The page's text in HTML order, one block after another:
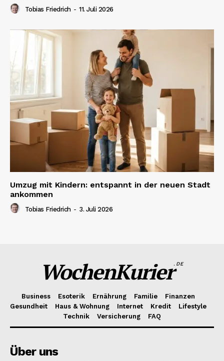
Tobias Friedrich - 11. Juli 2026
Umzug mit Kindern: entspannt in der neuen Stadt
ankommen
Tobias Friedrich - 3. Juli 2026
WochenKurier.DE
Business Esoterik Ernährung Familie
Finanzen
Gesundheit
Haus & Wohnung Internet Kredit
Lifestyle
Technik
Versicherung FAQ
Über uns